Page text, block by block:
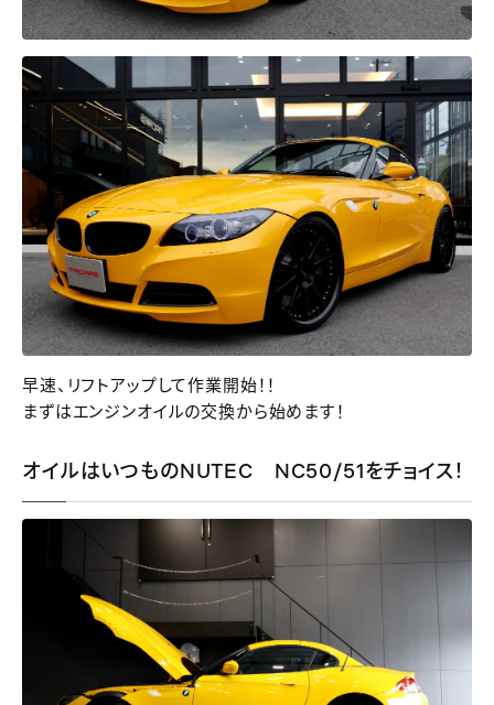
早速、リフトアップして作業開始！！
まずはエンジンオイルの交換から始めます！
オイルはいつものNUTEC NC50/51をチョイス！